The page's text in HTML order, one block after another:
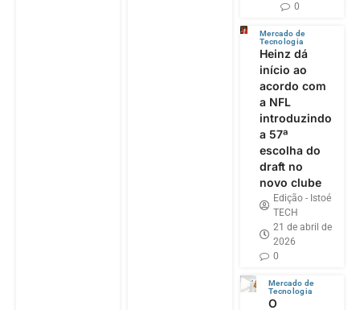
0
Mercado de
Tecnologia
Heinz dá
início ao
acordo com
a NFL
introduzindo
a 57ª
escolha do
draft no
novo clube
Edição - Istoé
TECH
21 de abril de
2026
0
Mercado de
Tecnologia
O